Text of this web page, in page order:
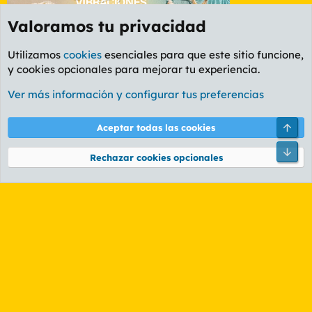
Foro General
Cookies
PL OLDSTYLE AMARILLO
Términos y reglas Política de privacidad Ayuda
Community platform by XenForo® © 2010-2026 XenForo Ltd.
Valoramos tu privacidad
Utilizamos cookies esenciales para que este sitio funcione,
y cookies opcionales para mejorar tu experiencia.
Ver más información y configurar tus preferencias
Aceptar todas las cookies
Rechazar cookies opcionales
Pie